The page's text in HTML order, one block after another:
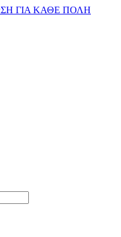
ΓΙΑ ΚΑΘΕ ΠΟΛΗ